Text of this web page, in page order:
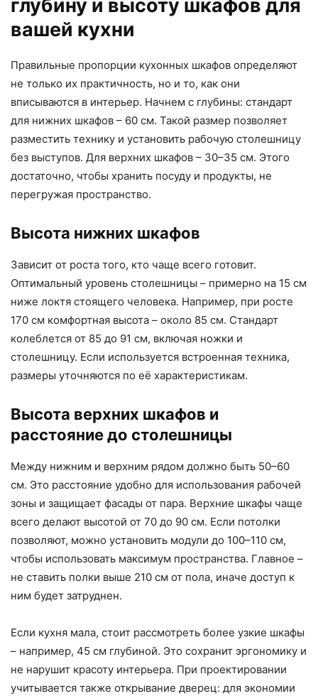
глубину и высоту шкафов для
вашей кухни
Правильные пропорции кухонных шкафов определяют
не только их практичность, но и то, как они
вписываются в интерьер. Начнем с глубины: стандарт
для нижних шкафов – 60 см. Такой размер позволяет
разместить технику и установить рабочую столешницу
без выступов. Для верхних шкафов – 30–35 см. Этого
достаточно, чтобы хранить посуду и продукты, не
перегружая пространство.
Высота нижних шкафов
Зависит от роста того, кто чаще всего готовит.
Оптимальный уровень столешницы – примерно на 15 см
ниже локтя стоящего человека. Например, при росте
170 см комфортная высота – около 85 см. Стандарт
колеблется от 85 до 91 см, включая ножки и
столешницу. Если используется встроенная техника,
размеры уточняются по её характеристикам.
Высота верхних шкафов и
расстояние до столешницы
Между нижним и верхним рядом должно быть 50–60
см. Это расстояние удобно для использования рабочей
зоны и защищает фасады от пара. Верхние шкафы чаще
всего делают высотой от 70 до 90 см. Если потолки
позволяют, можно установить модули до 100–110 см,
чтобы использовать максимум пространства. Главное –
не ставить полки выше 210 см от пола, иначе доступ к
ним будет затруднен.
Если кухня мала, стоит рассмотреть более узкие шкафы
– например, 45 см глубиной. Это сохранит эргономику и
не нарушит красоту интерьера. При проектировании
учитывается также открывание дверец: для экономии